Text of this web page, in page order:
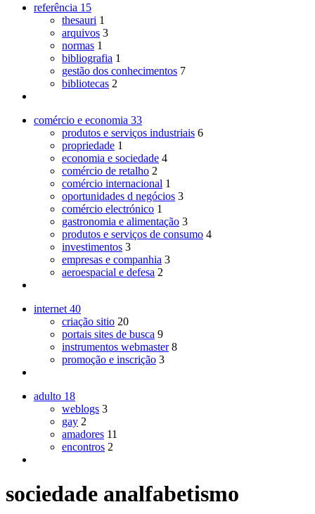
referência 15
thesauri 1
arquivos 3
normas 1
bibliografia 1
gestão dos conhecimentos 7
bibliotecas 2
comércio e economia 33
produtos e serviços industriais 6
propriedade 1
economia e sociedade 4
comércio de retalho 2
comércio internacional 1
oportunidades d negócios 3
comércio electrónico 1
gastronomia e alimentação 3
produtos e serviços de consumo 4
investimentos 3
empresas e companhia 3
aeroespacial e defesa 2
internet 40
criação sitio 20
portais sites de busca 9
instrumentos webmaster 8
promoção e inscrição 3
adulto 18
weblogs 3
gay 2
amadores 11
encontros 2
sociedade analfabetismo